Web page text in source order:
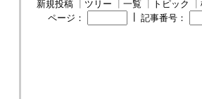
新規投稿 ツリー 一覧 トピック
ページ：
記事番号：